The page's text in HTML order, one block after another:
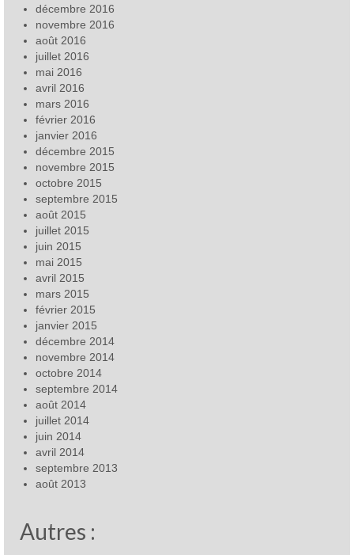
décembre 2016
novembre 2016
août 2016
juillet 2016
mai 2016
avril 2016
mars 2016
février 2016
janvier 2016
décembre 2015
novembre 2015
octobre 2015
septembre 2015
août 2015
juillet 2015
juin 2015
mai 2015
avril 2015
mars 2015
février 2015
janvier 2015
décembre 2014
novembre 2014
octobre 2014
septembre 2014
août 2014
juillet 2014
juin 2014
avril 2014
septembre 2013
août 2013
Autres :